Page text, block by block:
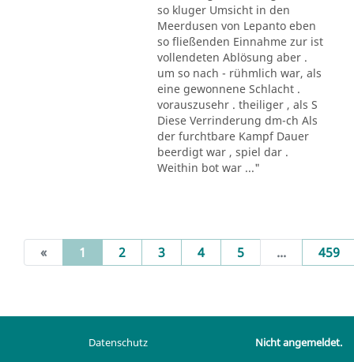
so kluger Umsicht in den
Meerdusen von Lepanto eben
so fließenden Einnahme zur ist
vollendeten Ablösung aber .
um so nach - rühmlich war, als
eine gewonnene Schlacht .
vorauszusehr . theiliger , als S
Diese Verrinderung dm-ch Als
der furchtbare Kampf Dauer
beerdigt war , spiel dar .
Weithin bot war ..."
« 1 (current)
2 3 4 5 ... 459
Datenschutz
Nicht angemeldet.